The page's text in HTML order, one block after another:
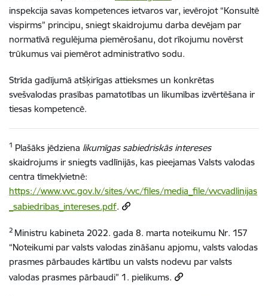
inspekcija savas kompetences ietvaros var, ievērojot “Konsultē
vispirms” principu, sniegt skaidrojumu darba devējam par
normatīvā regulējuma piemērošanu, dot rīkojumu novērst
trūkumus vai piemērot administratīvo sodu.
Strīda gadījumā atšķirīgas attieksmes un konkrētas
svešvalodas prasības pamatotības un likumības izvērtēšana ir
tiesas kompetencē.
1 Plašāks jēdziena likumīgas sabiedriskās intereses
skaidrojums ir sniegts vadlīnijās, kas pieejamas Valsts valodas
centra tīmekļvietnē:
https://www.vvc.gov.lv/sites/vvc/files/media_file/vvcvadlinijas
_sabiedribas_intereses.pdf.
2 Ministru kabineta 2022. gada 8. marta noteikumu Nr. 157
“Noteikumi par valsts valodas zināšanu apjomu, valsts valodas
prasmes pārbaudes kārtību un valsts nodevu par valsts
valodas prasmes pārbaudi” 1. pielikums.